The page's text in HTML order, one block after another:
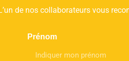
de nos collaborateurs vous
Prénom